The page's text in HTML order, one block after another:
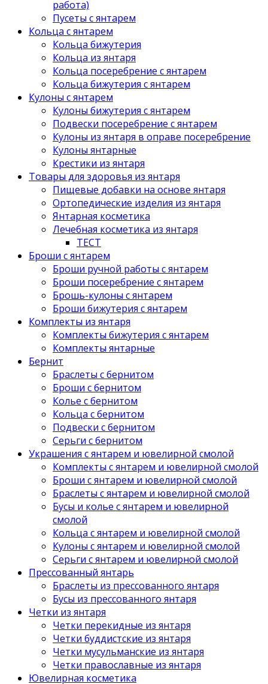
работа)
Пусеты с янтарем
Кольца с янтарем
Кольца бижутерия
Кольца из янтаря
Кольца посеребрение с янтарем
Кольца бижутерия с янтарем
Кулоны с янтарем
Кулоны бижутерия с янтарем
Подвески посеребрение с янтарем
Кулоны из янтаря в оправе посеребрение
Кулоны янтарные
Крестики из янтаря
Товары для здоровья из янтаря
Пищевые добавки на основе янтаря
Ортопедические изделия из янтаря
Янтарная косметика
Лечебная косметика из янтаря
ТЕСТ
Броши с янтарем
Броши ручной работы с янтарем
Броши посеребрение с янтарем
Брошь-кулоны с янтарем
Броши бижутерия с янтарем
Комплекты из янтаря
Комплекты бижутерия с янтарем
Комплекты янтарные
Бернит
Браслеты с бернитом
Броши с бернитом
Колье с бернитом
Кольца с бернитом
Подвески с бернитом
Серьги с бернитом
Украшения с янтарем и ювелирной смолой
Комплекты с янтарем и ювелирной смолой
Броши с янтарем и ювелирной смолой
Браслеты с янтарем и ювелирной смолой
Бусы и колье с янтарем и ювелирной
смолой
Кольца с янтарем и ювелирной смолой
Кулоны с янтарем и ювелирной смолой
Серьги с янтарем и ювелирной смолой
Прессованный янтарь
Браслеты из прессованного янтаря
Бусы из прессованного янтаря
Четки из янтаря
Четки перекидные из янтаря
Четки буддистские из янтаря
Четки мусульманские из янтаря
Четки православные из янтаря
Ювелирная косметика